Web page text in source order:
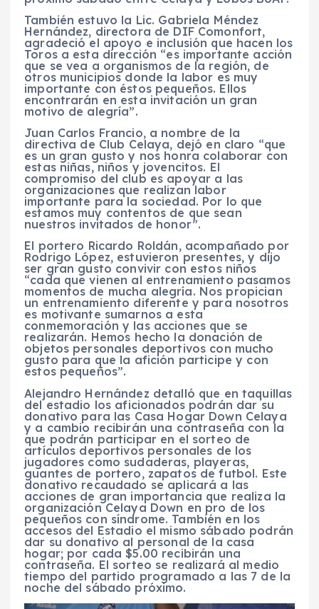
También estuvo la Lic. Gabriela Méndez
Hernández, directora de DIF Comonfort,
agradeció el apoyo e inclusión que hacen los
Toros a esta dirección “es importante acción
que se vea a organismos de la región, de
otros municipios donde la labor es muy
importante con éstos pequeños. Ellos
encontrarán en esta invitación un gran
motivo de alegría”.
Juan Carlos Francio, a nombre de la
directiva de Club Celaya, dejó en claro “que
es un gran gusto y nos honra colaborar con
estas niñas, niños y jovencitos. El
compromiso del club es apoyar a las
organizaciones que realizan labor
importante para la sociedad. Por lo que
estamos muy contentos de que sean
nuestros invitados de honor”.
El portero Ricardo Roldán, acompañado por
Rodrigo López, estuvieron presentes, y dijo
ser gran gusto convivir con estos niños
“cada que vienen al entrenamiento pasamos
momentos de mucha alegría. Nos propician
un entrenamiento diferente y para nosotros
es motivante sumarnos a esta
conmemoración y las acciones que se
realizarán. Hemos hecho la donación de
objetos personales deportivos con mucho
gusto para que la afición participe y con
estos pequeños”.
Alejandro Hernández detalló que en taquillas
del estadio los aficionados podrán dar su
donativo para las Casa Hogar Down Celaya
y a cambio recibirán una contraseña con la
que podrán participar en el sorteo de
artículos deportivos personales de los
jugadores como sudaderas, playeras,
guantes de portero, zapatos de futbol. Este
donativo recaudado se aplicará a las
acciones de gran importancia que realiza la
organización Celaya Down en pro de los
pequeños con síndrome. También en los
accesos del Estadio el mismo sábado podrán
dar su donativo al personal de la casa
hogar; por cada $5.00 recibirán una
contraseña. El sorteo se realizará al medio
tiempo del partido programado a las 7 de la
noche del sábado próximo.